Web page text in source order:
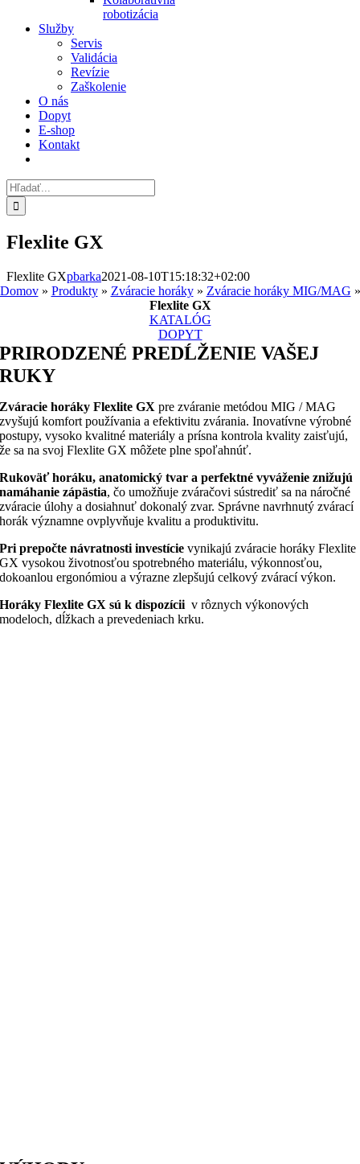
robotizácia
Služby
Servis
Validácia
Revízie
Zaškolenie
O nás
Dopyt
E-shop
Kontakt
Hľadať:
Flexlite GX
Flexlite GXpbarka2021-08-10T15:18:32+02:00
Domov» Produkty» Zváracie horáky» Zváracie horáky MIG/MAG »
Flexlite GX
KATALÓG
DOPYT
PRIRODZENÉ PREDĹŽENIE VAŠEJ
RUKY
Zváracie horáky Flexlite GX pre zváranie metódou MIG / MAG
zvyšujú komfort používania a efektivitu zvárania. Inovatívne výrobné
postupy, vysoko kvalitné materiály a prísna kontrola kvality zaisťujú,
že sa na svoj Flexlite GX môžete plne spoľahnúť.
Rukoväť horáku, anatomický tvar a perfektné vyváženie znižujú
namáhanie zápästia, čo umožňuje zváračovi sústrediť sa na náročné
zváracie úlohy a dosiahnuť dokonalý zvar. Správne navrhnutý zvárací
horákvýznamne ovplyvňuje kvalitu a produktivitu.
Pri prepočte návratnosti investície vynikajú zváracie horáky Flexlite
GX vysokou životnosťou spotrebného materiálu, výkonnosťou,
dokoanlou ergonómiou a výrazne zlepšujú celkový zvárací výkon.
Horáky Flexlite GX sú k dispozícii v rôznych výkonových
modeloch, dĺžkach a prevedeniach krku.